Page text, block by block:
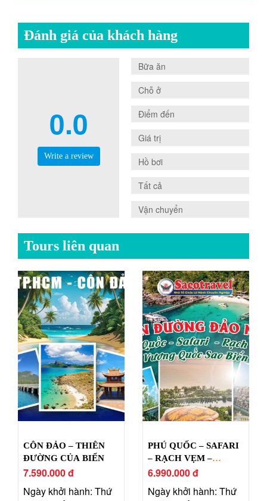
Đánh giá của khách hàng
0.0
Write a review
0.0Bữa ăn
0.0
Chỗ ở
0.0
Điểm đến
0.0
Giá trị
0.0Hồ bơi
0.0
Tất cả
0.0
Vận chuyển
Tours liên quan
CÔN ĐẢO – THIÊN
ĐƯỜNG CỦA BIỂN
7.590.000 đ
Ngày khởi hành: Thứ
PHÚ QUỐC – SAFARI
– RẠCH VẸM –
VƯƠNG QUỐC SAO
6.990.000 đ
Ngày khởi hành: Thứ